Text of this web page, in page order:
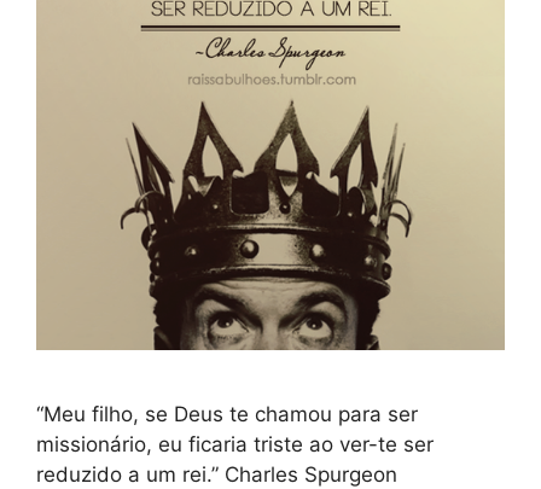
“Meu filho, se Deus te chamou para ser
missionário, eu ficaria triste ao ver-te ser
reduzido a um rei.” Charles Spurgeon